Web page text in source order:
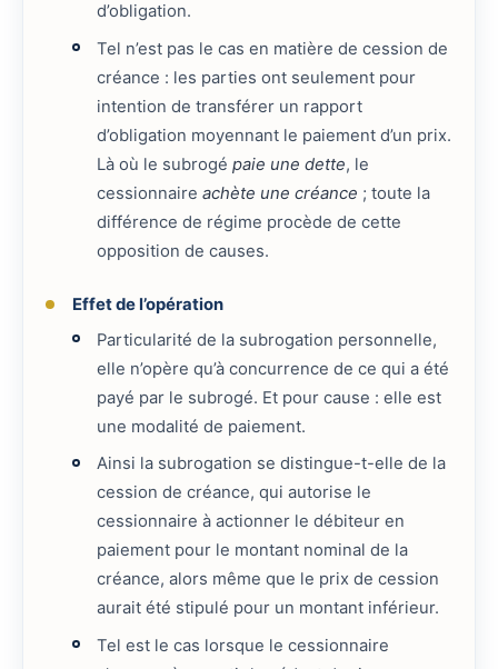
d’obligation.
Tel n’est pas le cas en matière de cession de
créance : les parties ont seulement pour
intention de transférer un rapport
d’obligation moyennant le paiement d’un prix.
Là où le subrogépaie une dette, le
cessionnaireachète une créance ; toute la
différence de régime procède de cette
opposition de causes.
Effet de l’opération
Particularité de la subrogation personnelle,
elle n’opère qu’à concurrence de ce qui a été
payé par le subrogé. Et pour cause : elle est
une modalité de paiement.
Ainsi la subrogation se distingue-t-elle de la
cession de créance, qui autorise le
cessionnaire à actionner le débiteur en
paiement pour le montant nominal de la
créance, alors même que le prix de cession
aurait été stipulé pour un montant inférieur.
Tel est le cas lorsque le cessionnaire